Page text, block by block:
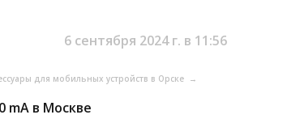
6 сентября 2024 г. в 11:56
для мобильных устройств в Орске →
mA в Москве